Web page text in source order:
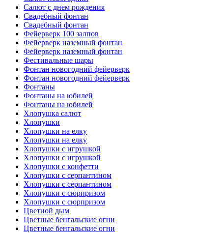
Салют с днем рождения
Свадебный фонтан
Свадебный фонтан
Фейерверк 100 залпов
Фейерверк наземный фонтан
Фейерверк наземный фонтан
Фестивальные шары
Фонтан новогодний фейерверк
Фонтан новогодний фейерверк
Фонтаны
Фонтаны на юбилей
Фонтаны на юбилей
Хлопушка салют
Хлопушки
Хлопушки на елку
Хлопушки на елку
Хлопушки с игрушкой
Хлопушки с игрушкой
Хлопушки с конфетти
Хлопушки с серпантином
Хлопушки с серпантином
Хлопушки с сюрпризом
Хлопушки с сюрпризом
Цветной дым
Цветные бенгальские огни
Цветные бенгальские огни